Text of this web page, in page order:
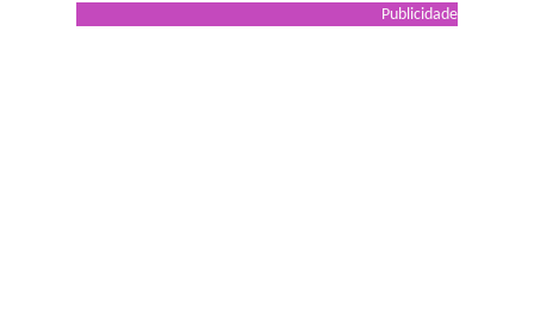
Publicidade